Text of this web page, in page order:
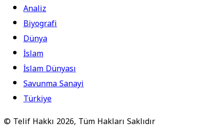
Analiz
Biyografi
Dünya
İslam
İslam Dünyası
Savunma Sanayi
Türkiye
© Telif Hakkı 2026, Tüm Hakları Saklıdır